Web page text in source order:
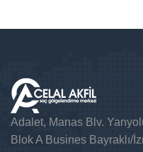
Adalet, Manas Blv.
Blok A Busines Bayraklı/